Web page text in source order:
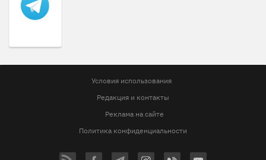
Условия использования
Редакция и контакты
Реклама на сайте
Политика конфиденциальности